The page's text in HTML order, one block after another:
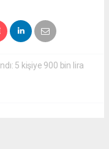
5 kişiye 900 bin lira